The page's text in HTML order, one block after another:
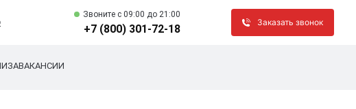
Звоните c 09:00 до 21:00
+7 (800) 301-72-18
Заказать звонок
ВАКАНСИИ